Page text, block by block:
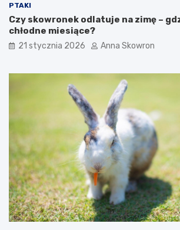
PTAKI
Czy skowronek odlatuje na zimę –
chłodne miesiące?
21 stycznia 2026 Anna Skowron